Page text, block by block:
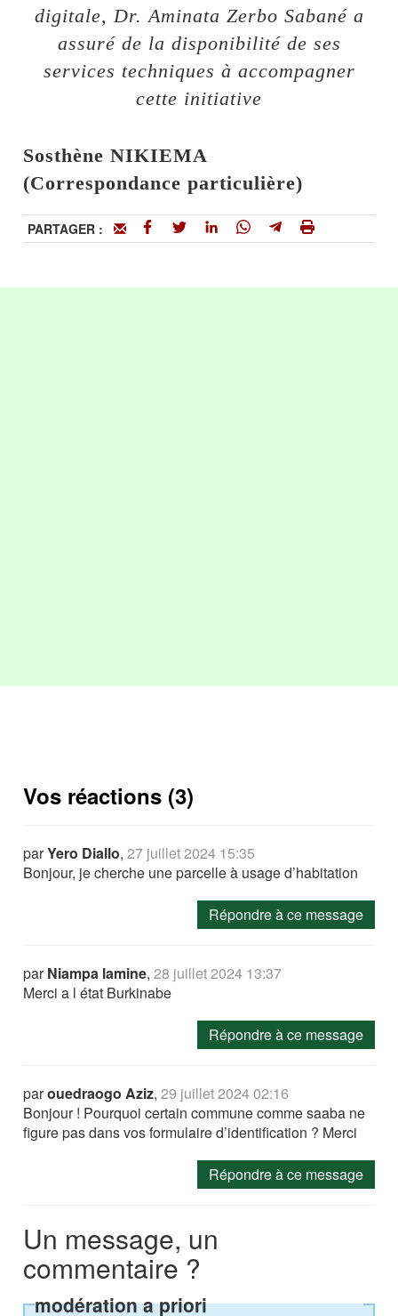
digitale, Dr. Aminata Zerbo Sabané a
assuré de la disponibilité de ses
services techniques à accompagner
cette initiative
Sosthène NIKIEMA
(Correspondance particulière)
PARTAGER :
Vos réactions (3)
parYero Diallo,27 juillet 2024 15:35
Bonjour, je cherche une parcelle à usage d’habitation
Répondre à ce message
parNiampa lamine,28 juillet 2024 13:37
Merci a l état Burkinabe
Répondre à ce message
parouedraogo Aziz,29 juillet 2024 02:16
Bonjour ! Pourquoi certain commune comme saaba ne
figure pas dans vos formulaire d’identification ? Merci
Répondre à ce message
Un message, un
commentaire ?
modération a priori